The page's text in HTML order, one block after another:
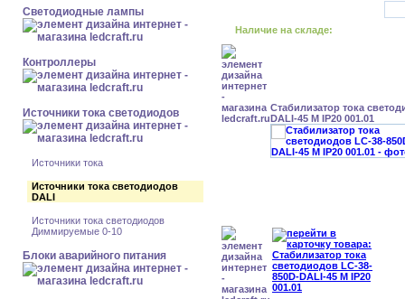
Светодиодные лампы
Контроллеры
Источники тока светодиодов
Источники тока
Источники тока светодиодов
DALI
Источники тока светодиодов
Диммируемые 0-10
Блоки аварийного питания
Наличие на складе:
Стабилизатор тока
DALI-45 М IP20 001.01